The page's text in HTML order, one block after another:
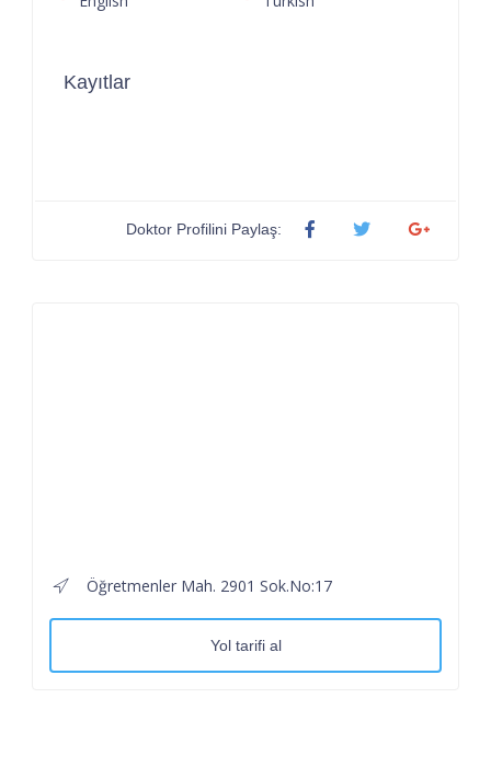
Kayıtlar
Doktor Profilini Paylaş:
Öğretmenler Mah. 2901 Sok.No:17
Yol tarifi al